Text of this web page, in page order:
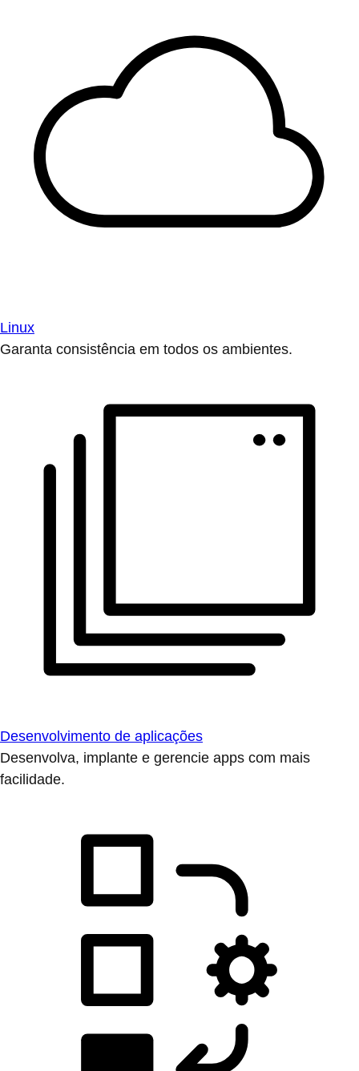
Linux
Garanta consistência em todos os ambientes.
Desenvolvimento de aplicações
Desenvolva, implante e gerencie apps com mais
facilidade.